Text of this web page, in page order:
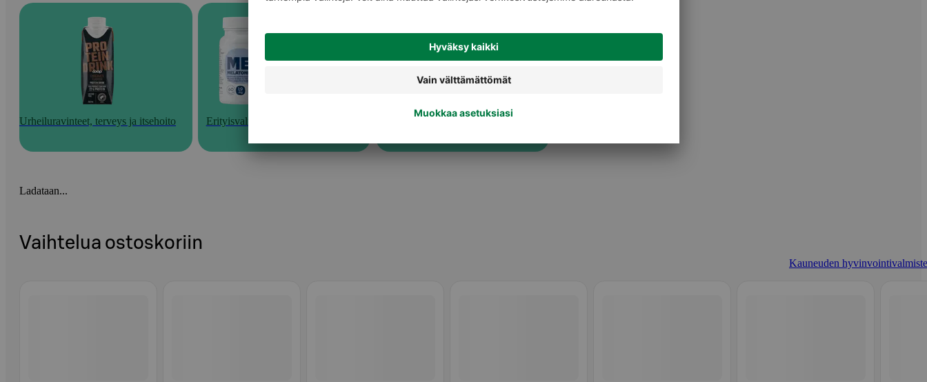
Urheiluravinteet, terveys ja itsehoito Erityisvalmisteet Kauneuden hyvinvointivalmisteet
Ladataan...
Vaihtelua ostoskoriin
Kauneuden